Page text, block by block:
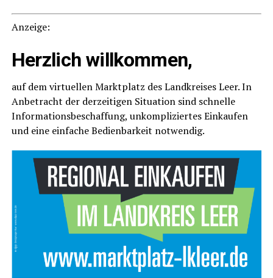
Anzei­ge:
Herz­lich willkommen,
auf dem vir­tu­el­len Markt­platz des Land­krei­ses Leer. In
Anbe­tracht der der­zei­ti­gen Situa­ti­on sind schnel­le
Infor­ma­ti­ons­be­schaf­fung, unkom­pli­zier­tes Ein­kau­fen
und eine ein­fa­che Bedien­bar­keit notwendig.